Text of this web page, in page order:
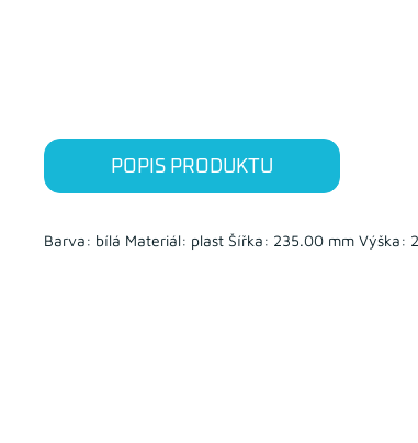
POPIS PRODUKTU
Barva: bílá Materiál: plast Šířka: 235.00 mm Výška: